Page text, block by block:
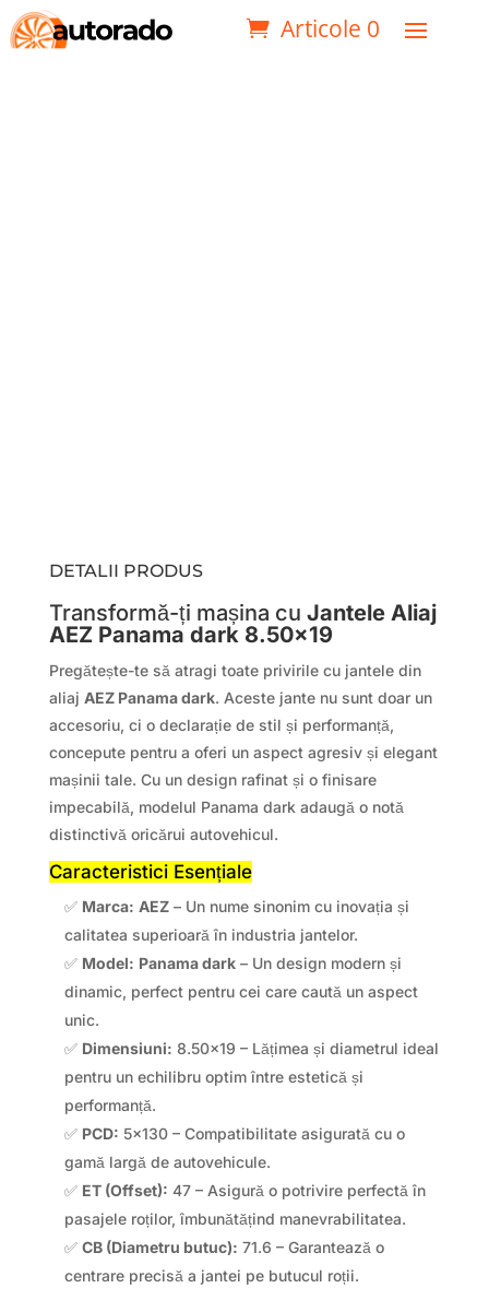
Articole 0
DETALII PRODUS
Transformă-ți mașina cu Jantele Aliaj
AEZ Panama dark 8.50×19
Pregătește-te să atragi toate privirile cu jantele din
aliaj AEZ Panama dark. Aceste jante nu sunt doar un
accesoriu, ci o declarație de stil și performanță,
concepute pentru a oferi un aspect agresiv și elegant
mașinii tale. Cu un design rafinat și o finisare
impecabilă, modelul Panama dark adaugă o notă
distinctivă oricărui autovehicul.
Caracteristici Esențiale
✅ Marca: AEZ– Un nume sinonim cu inovația și
calitatea superioară în industria jantelor.
✅ Model: Panama dark– Un design modern și
dinamic, perfect pentru cei care caută un aspect
unic.
✅ Dimensiuni: 8.50×19 – Lățimea și diametrul ideal
pentru un echilibru optim între estetică și
performanță.
✅ PCD: 5×130 – Compatibilitate asigurată cu o
gamă largă de autovehicule.
✅ ET (Offset): 47 – Asigură o potrivire perfectă în
pasajele roților, îmbunătățind manevrabilitatea.
✅ CB (Diametru butuc): 71.6 – Garantează o
centrare precisă a jantei pe butucul roții.